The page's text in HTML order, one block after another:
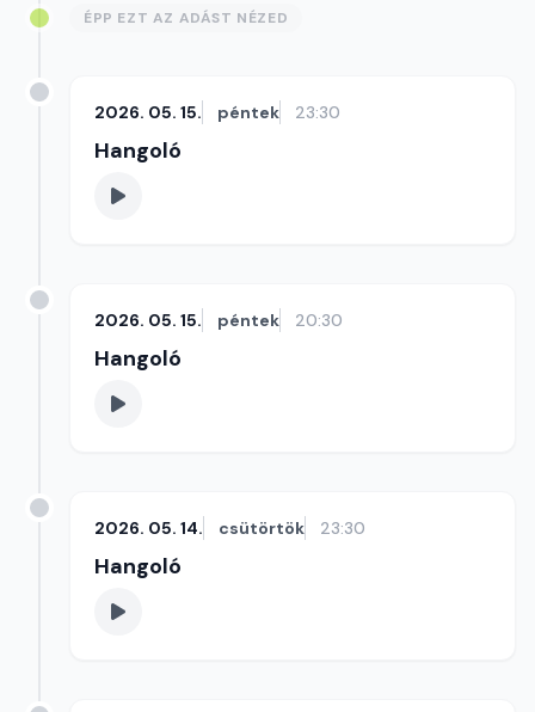
ÉPP EZT AZ ADÁST NÉZED
2026. 05. 15. péntek 23:30
Hangoló
2026. 05. 15. péntek 20:30
Hangoló
2026. 05. 14. csütörtök 23:30
Hangoló